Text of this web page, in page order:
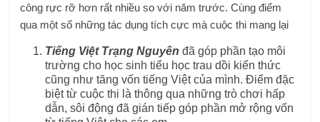
công rực rỡ hơn rất nhiều so với năm trước. Cùng điểm
qua một số những tác dụng tích cực mà cuộc thi mang lại
Tiếng Việt Trạng Nguyên đã góp phần tạo môi
trường cho học sinh tiểu học trau dồi kiến thức
cũng như tăng vốn tiếng Việt của mình. Điểm đặc
biệt từ cuộc thi là thông qua những trò chơi hấp
dẫn, sôi động đã gián tiếp góp phần mở rộng vốn